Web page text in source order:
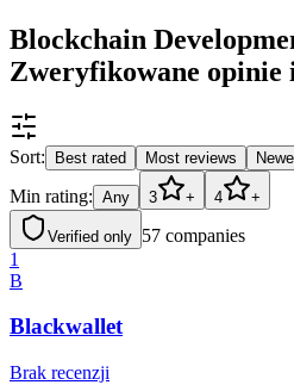
Blockchain
Zweryfikowane opinie
Sort: Best rated Most reviews
Min rating: Any 3 + 4 +
Verified only 57 companies
1
B
Blackwallet
Brak recenzji